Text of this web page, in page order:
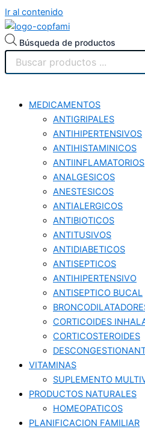
Ir al contenido
Búsqueda de productos
MEDICAMENTOS
ANTIGRIPALES
ANTIHIPERTENSIVOS
ANTIHISTAMINICOS
ANTIINFLAMATORIOS
ANALGESICOS
ANESTESICOS
ANTIALERGICOS
ANTIBIOTICOS
ANTITUSIVOS
ANTIDIABETICOS
ANTISEPTICOS
ANTIHIPERTENSIVO
ANTISEPTICO BUCAL
CORTICOIDES
CORTICOSTEROIDES
VITAMINAS
SUPLEMENTO
PRODUCTOS NATURALES
HOMEOPATICOS
PLANIFICACION FAMILIAR